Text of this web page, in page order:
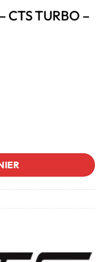
CTS TURBO –